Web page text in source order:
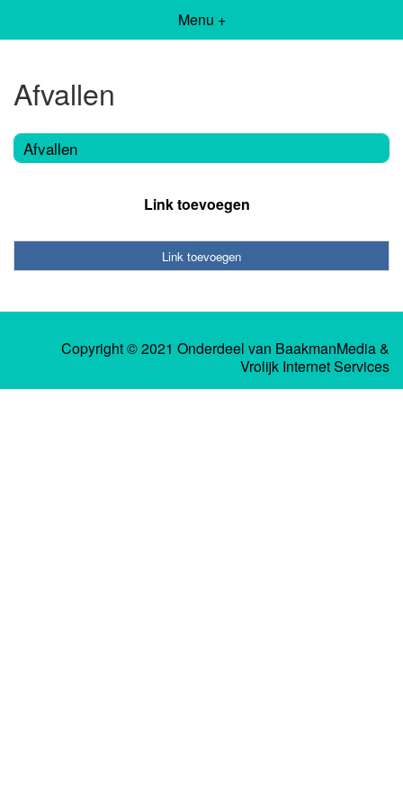
Menu +
Afvallen
Afvallen
Link toevoegen
Link toevoegen
Copyright © 2021 Onderdeel van BaakmanMedia&
Vrolijk Internet Services